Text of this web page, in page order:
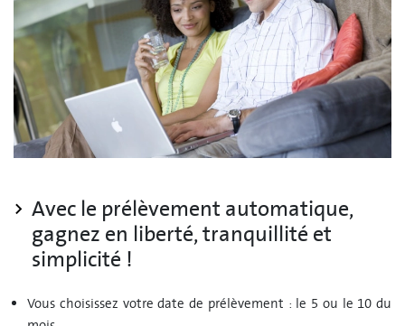
Avec le prélèvement automatique,
gagnez en liberté, tranquillité et
simplicité !
Vous choisissez votre date de prélèvement : le 5 ou le 10 du